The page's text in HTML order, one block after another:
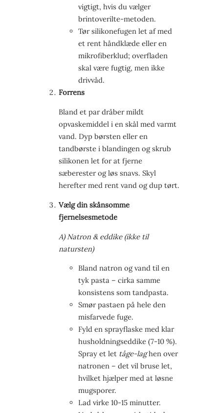
vigtigt, hvis du vælger
brintoverilte-metoden.
Tør silikonefugen let af med
et rent håndklæde eller en
mikrofiberklud; overfladen
skal være fugtig, men ikke
drivvåd.
Forrens
Bland et par dråber mildt
opvaskemiddel i en skål med varmt
vand. Dyp børsten eller en
tandbørste i blandingen og skrub
silikonen let for at fjerne
sæberester og løs snavs. Skyl
herefter med rent vand og dup tørt.
Vælg din skånsomme
fjernelsesmetode
A) Natron & eddike (ikke til
natursten)
Bland natron og vand til en
tyk pasta – cirka samme
konsistens som tandpasta.
Smør pastaen på hele den
misfarvede fuge.
Fyld en sprayflaske med klar
husholdningseddike (7-10 %).
Spray et let tåge-laghen over
natronen – det vil bruse let,
hvilket hjælper med at løsne
mugsporer.
Lad virke 10-15 minutter.